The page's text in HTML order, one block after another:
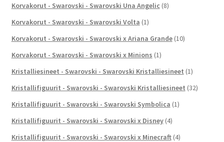
Korvakorut - Swarovski - Swarovski Una Angelic (8)
Korvakorut - Swarovski - Swarovski Volta (1)
Korvakorut - Swarovski - Swarovski x Ariana Grande (10)
Korvakorut - Swarovski - Swarovski x Minions (1)
Kristalliesineet - Swarovski - Swarovski Kristalliesineet (1)
Kristallifiguurit - Swarovski - Swarovski Kristalliesineet (32)
Kristallifiguurit - Swarovski - Swarovski Symbolica (1)
Kristallifiguurit - Swarovski - Swarovski x Disney (4)
Kristallifiguurit - Swarovski - Swarovski x Minecraft (4)